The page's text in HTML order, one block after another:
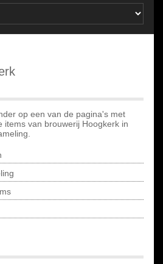
op een van de pagina's met
items van brouwerij Hoogkerk in